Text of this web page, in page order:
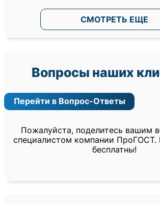
СМОТРЕТЬ ЕЩЕ
Вопросы наших
Перейти в Вопрос-Ответы
Пожалуйста, поделитесь вашим
специалистом компании ПроГОСТ.
бесплатны!